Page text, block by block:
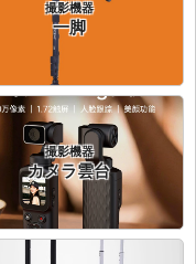
撮影機器
一脚
撮影機器
カメラ雲台